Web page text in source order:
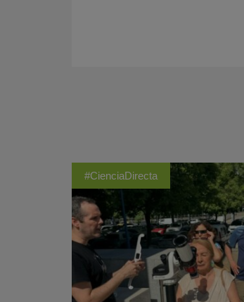
#CienciaDirecta